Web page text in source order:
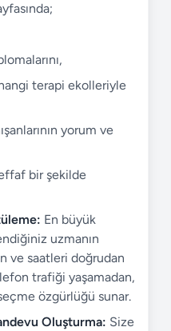
hangi terapi ekolleriyle
yorum ve
bir şekilde
En büyük
uzmanın
ve saatleri doğrudan
trafiği yaşamadan,
özgürlüğü sunar.
Oluşturma: Size